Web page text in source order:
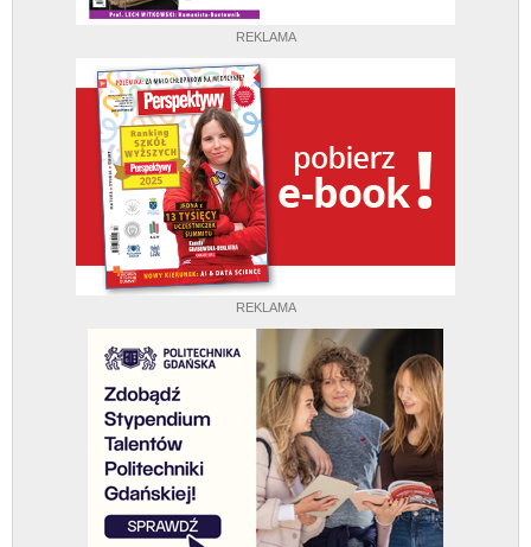
REKLAMA
REKLAMA